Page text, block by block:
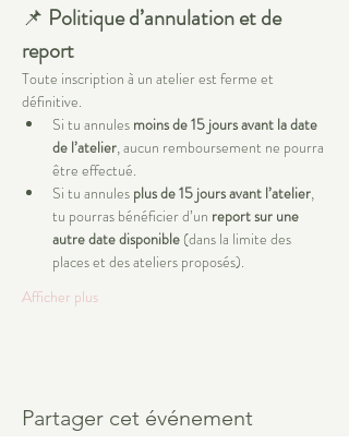
📌 Politique d’annulation et de
report
Toute inscription à un atelier est ferme et
définitive.
Si tu annules moins de 15 jours avant la date
de l’atelier, aucun remboursement ne pourra
être effectué.
Si tu annules plus de 15 jours avant l’atelier,
tu pourras bénéficier d’un report sur une
autre date disponible (dans la limite des
places et des ateliers proposés).
Afficher plus
Partager cet événement